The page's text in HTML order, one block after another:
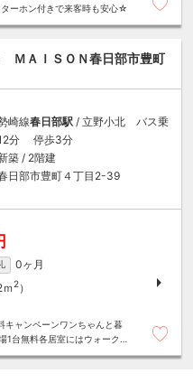
ーホン付きで来客時も安心☆
ＭＡＩＳＯＮ春日部市豊町
崎線春日部駅 / 立野小北 バス乗
分 停歩3分
築 / 2階建
日部市豊町４丁目2-39
0ヶ月
2）
キャンペーンワンちゃんと暮
1台無料各居室にはウォーク